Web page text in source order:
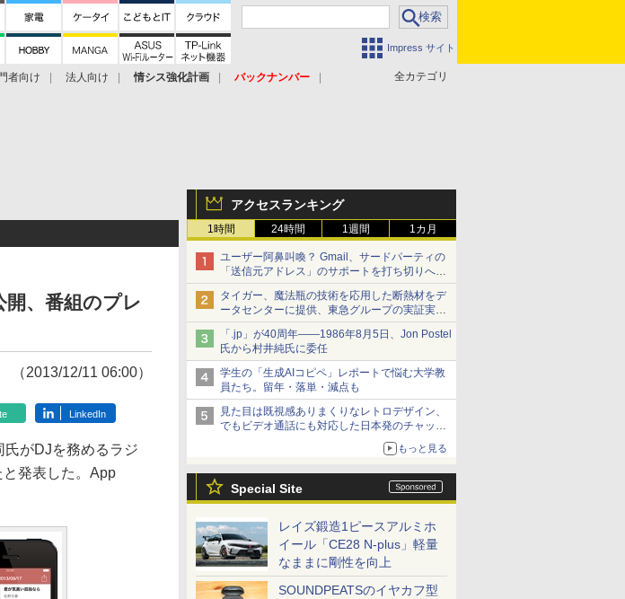
Impress サイト
全カテゴリ
者向け 法人向け 情シス強化計画
バックナンバー
アクセスランキング
1時間 24時間 1週間 1カ月
ユーザー阿鼻叫喚？ Gmail、サードパーティの
「送信元アドレス」のサポートを打ち切りへ
【やじうまWatch】
タイガー、魔法瓶の技術を応用した断熱材をデ
ータセンターに提供、東急グループの実証実験
で 「ステンレス密封真空断熱パネル TIVIP」
「.jp」が40周年――1986年8月5日、Jon Postel
氏から村井純氏に委任
学生の「生成AIコピペ」レポートで悩む大学教
員たち。留年・落単・減点も
見た目は既視感ありまくりなレトロデザイン、
でもビデオ通話にも対応した日本発のチャット
もっと見る
Special Site
レイズ鍛造1ピースアルミホ
イール「CE28 N-plus」軽量
なままに剛性を向上
SOUNDPEATSのイヤカフ型
開、番組のプレ
（2013/12/11 06:00）
LinkedIn
がDJを務めるラジ
発表した。App